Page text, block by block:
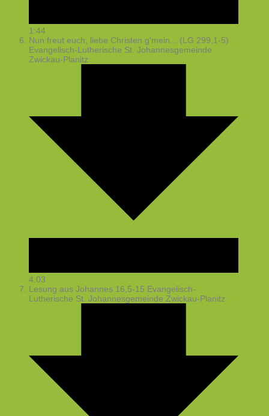
1:44
Nun freut euch, liebe Christen g'mein... (LG 299,1-5)
Evangelisch-Lutherische St. Johannesgemeinde
Zwickau-Planitz
4:03
Lesung aus Johannes 16,5-15 Evangelisch-
Lutherische St. Johannesgemeinde Zwickau-Planitz